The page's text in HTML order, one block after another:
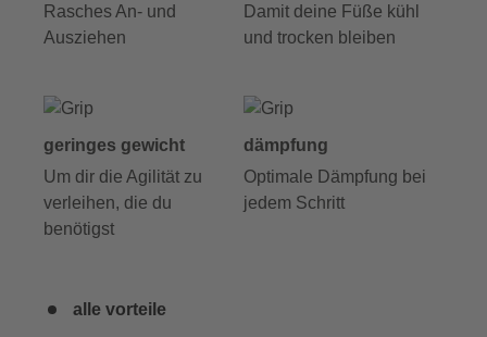
Rasches An- und
Ausziehen
Damit deine Füße kühl
und trocken bleiben
geringes gewicht
Um dir die Agilität zu
verleihen, die du
benötigst
dämpfung
Optimale Dämpfung bei
jedem Schritt
alle vorteile